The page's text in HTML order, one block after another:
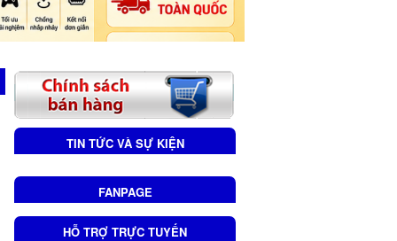
TIN TỨC VÀ SỰ KIỆN
FANPAGE
HỖ TRỢ TRỰC TUYẾN